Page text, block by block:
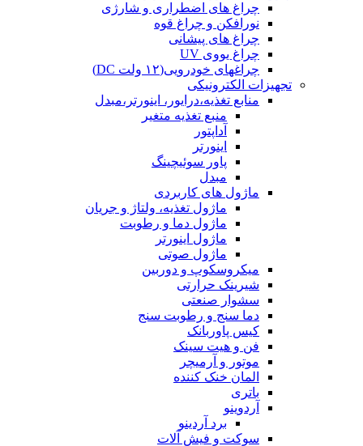
چراغ های اضطراری و شارژی
نورافکن و چراغ قوه
چراغ های پیشانی
چراغ یووی UV
چراغهای خودرویی(۱۲ ولت DC)
تجهیزات الکترونیکی
منابع تغذیه،درایور، اینورتر،مبدل
منبع تغذیه متغیر
آداپتور
اینورتر
پاور سوئیچینگ
مبدل
ماژول های کاربردی
ماژول تغذیه، ولتاژ و جریان
ماژول دما و رطوبت
ماژول اینورتر
ماژول صوتی
میکروسکوپ و دوربین
شیرینک حرارتی
سشوار صنعتی
دما سنج و رطوبت سنج
کیس پاوربانک
فن و هیت سینک
موتور و آرمیچر
المان خنک کننده
باتری
آردوینو
برد آردینو
سوکت و فیش آلات